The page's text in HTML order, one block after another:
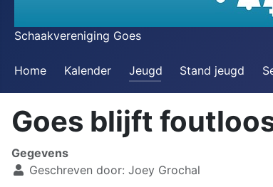
Schaakvereniging Goes
Home Kalender Jeugd Stand jeugd
Goes blijft
Gegevens
Geschreven door: Joey Grochal